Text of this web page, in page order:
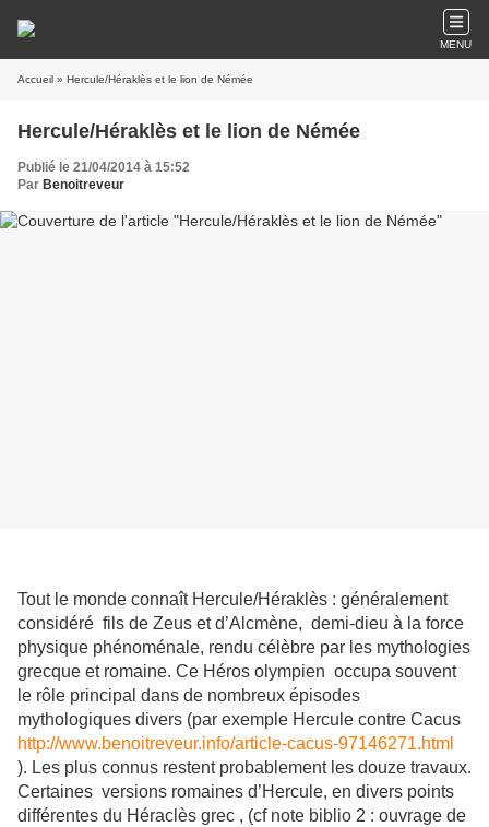
MENU
Accueil » Hercule/Héraklès et le lion de Némée
Hercule/Héraklès et le lion de Némée
Publié le 21/04/2014 à 15:52
Par Benoitreveur
Tout le monde connaît Hercule/Héraklès : généralement
considéré fils de Zeus et d’Alcmène, demi-dieu à la force
physique phénoménale, rendu célèbre par les mythologies
grecque et romaine. Ce Héros olympien occupa souvent
le rôle principal dans de nombreux épisodes
mythologiques divers (par exemple Hercule contre Cacus
http://www.benoitreveur.info/article-cacus-97146271.html
). Les plus connus restent probablement les douze travaux.
Certaines versions romaines d’Hercule, en divers points
différentes du Héraclès grec , (cf note biblio 2 : ouvrage de